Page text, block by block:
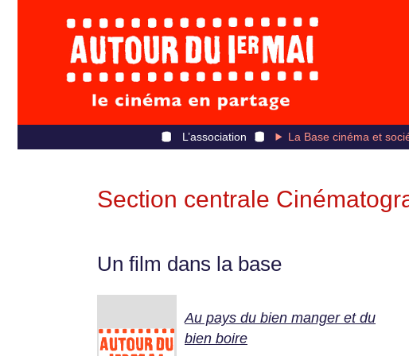
L’association La Base cinéma et
Section centrale
Un film dans la base
Au pays du bien manger et du
bien boire